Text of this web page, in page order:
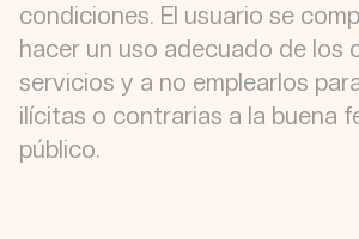
condiciones. El usuario se
hacer un uso adecuado de los
servicios y a no emplearlos
ilícitas o contrarias a la buena
público.